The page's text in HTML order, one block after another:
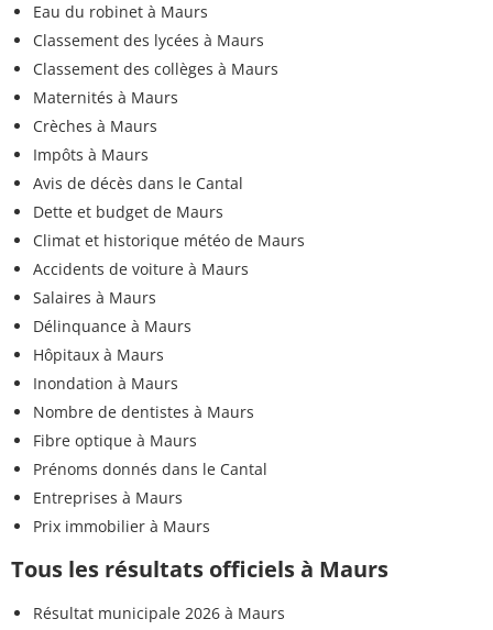
Eau du robinet à Maurs
Classement des lycées à Maurs
Classement des collèges à Maurs
Maternités à Maurs
Crèches à Maurs
Impôts à Maurs
Avis de décès dans le Cantal
Dette et budget de Maurs
Climat et historique météo de Maurs
Accidents de voiture à Maurs
Salaires à Maurs
Délinquance à Maurs
Hôpitaux à Maurs
Inondation à Maurs
Nombre de dentistes à Maurs
Fibre optique à Maurs
Prénoms donnés dans le Cantal
Entreprises à Maurs
Prix immobilier à Maurs
Tous les résultats officiels à Maurs
Résultat municipale 2026 à Maurs